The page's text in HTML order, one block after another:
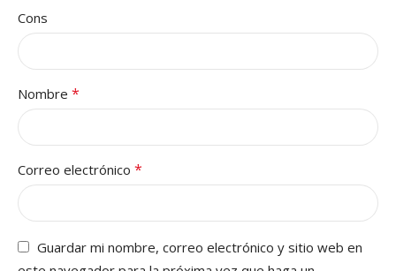
Cons
Nombre *
Correo electrónico *
Guardar mi nombre, correo electrónico y sitio web en